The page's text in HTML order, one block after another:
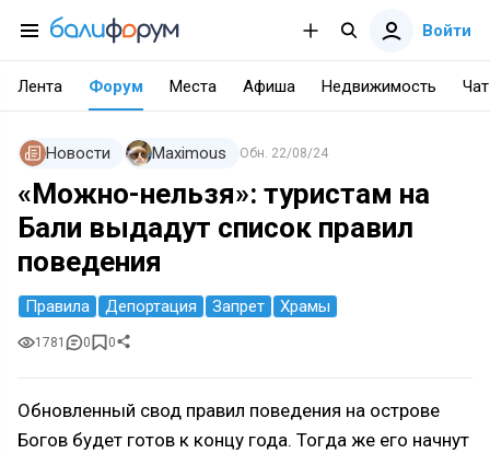
Войти
Лента Форум Места Афиша Недвижимость Чат
Новости Maximous Обн. 22/08/24
«Можно-нельзя»: туристам на
Бали выдадут список правил
поведения
Правила Депортация Запрет Храмы
1781 0 0
Обновленный свод правил поведения на острове
Богов будет готов к концу года. Тогда же его начнут